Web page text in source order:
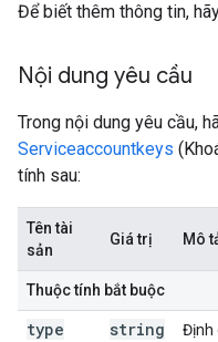
Để biết thêm thông tin,
Nội dung yêu cầu
Trong nội dung yêu cầu,
Serviceaccountkeys
tính sau:
Tên tài
sản
Giá trị Mô
Thuộc tính bắt buộc
type string
Định